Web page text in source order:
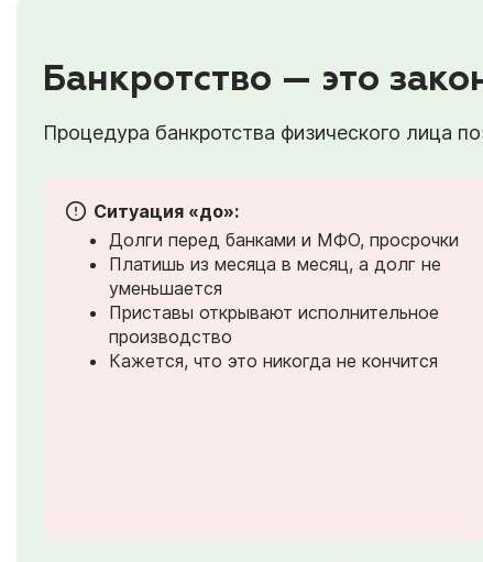
Банкротство — это
Процедура банкротства физического лица
Ситуация «до»:
Долги перед банками и МФО, просрочки
Платишь из месяца в месяц, а долг не
уменьшается
Приставы открывают исполнительное
производство
Кажется, что это никогда не кончится